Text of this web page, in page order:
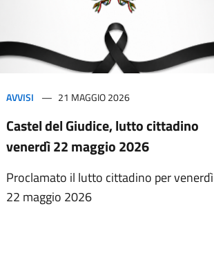
AVVISI 21 MAGGIO 2026
Castel del Giudice, lutto cittadino
venerdì 22 maggio 2026
Proclamato il lutto cittadino per venerdì
22 maggio 2026